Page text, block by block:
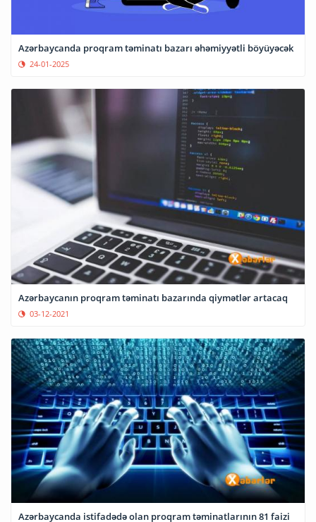
Azərbaycanda proqram təminatı bazarı əhəmiyyətli böyüyəcək
24-01-2025
Azərbaycanın proqram təminatı bazarında qiymətlər artacaq
03-12-2021
Azərbaycanda istifadədə olan proqram təminatlarının 81 faizi